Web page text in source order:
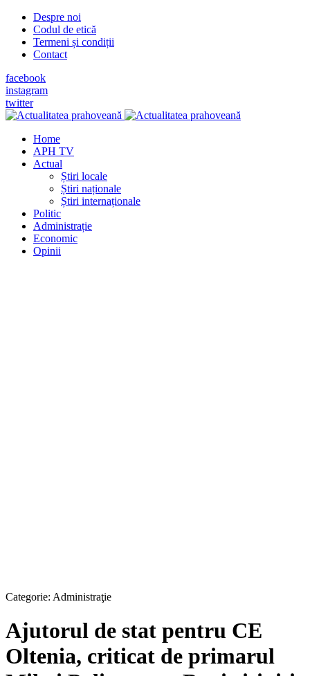
Despre noi
Codul de etică
Termeni și condiții
Contact
facebook
instagram
twitter
Home
APH TV
Actual
Știri locale
Știri naționale
Știri internaționale
Politic
Administrație
Economic
Opinii
Categorie: Administraţie
Ajutorul de stat pentru CE
Oltenia, criticat de primarul